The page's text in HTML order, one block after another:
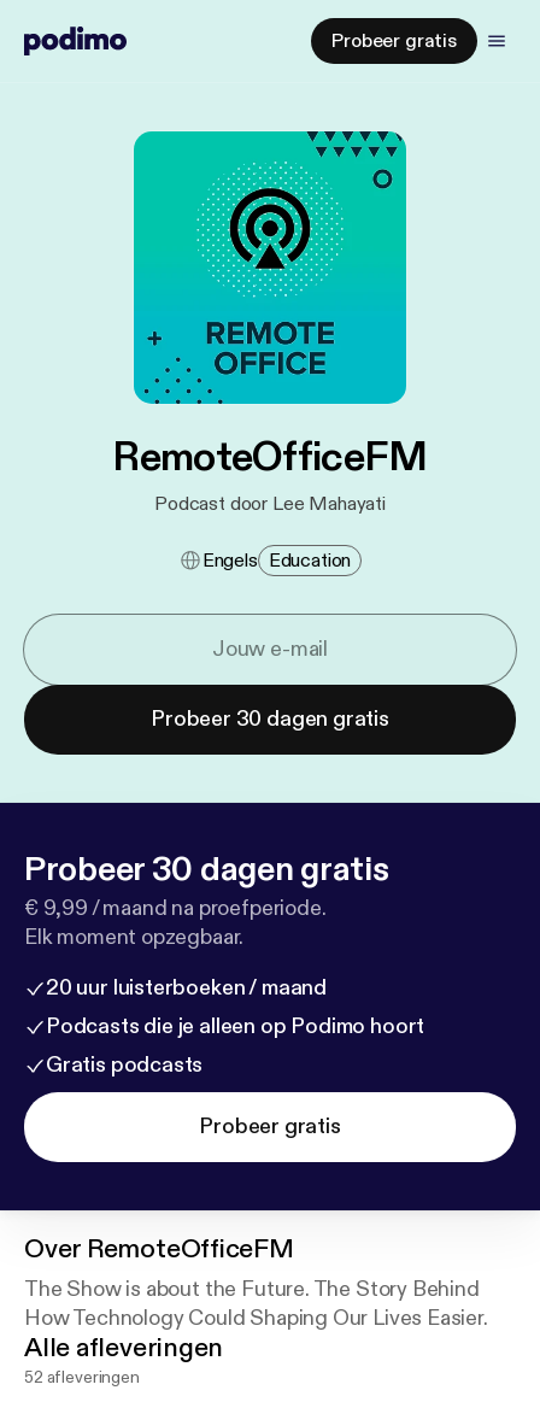
Probeer gratis
RemoteOfficeFM
Podcast door Lee Mahayati
Engels Education
Probeer 30 dagen gratis
Probeer 30 dagen gratis
€ 9,99 / maand na proefperiode.
Elk moment opzegbaar.
20 uur luisterboeken / maand
Podcasts die je alleen op Podimo hoort
Gratis podcasts
Probeer gratis
Over RemoteOfficeFM
The Show is about the Future. The Story Behind
How Technology Could Shaping Our Lives Easier.
Alle afleveringen
52 afleveringen